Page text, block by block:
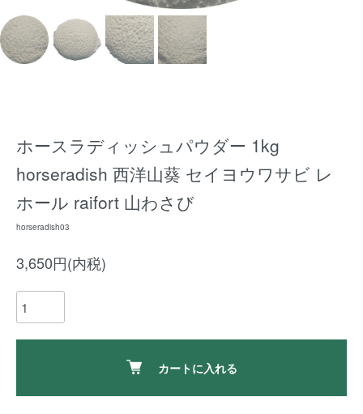
ホースラディッシュパウダー 1kg
horseradish 西洋山葵 セイヨウワサビ レ
ホール raifort 山わさび
horseradish03
3,650円(内税)
カートに入れる